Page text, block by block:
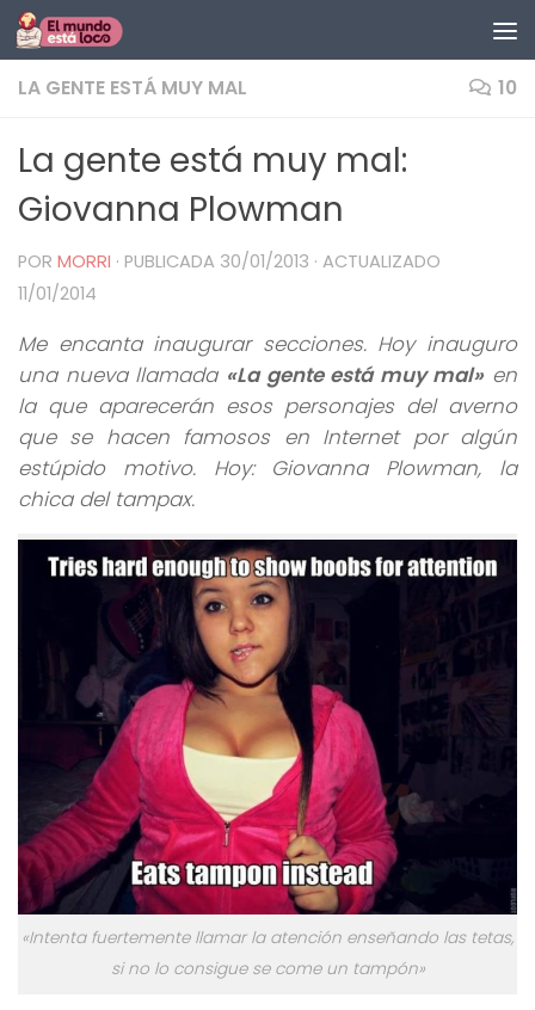
Saltar al contenido
LA GENTE ESTÁ MUY MAL 10
La gente está muy mal:
Giovanna Plowman
POR MORRI · PUBLICADA 30/01/2013 · ACTUALIZADO
11/01/2014
Me encanta inaugurar secciones. Hoy inauguro
una nueva llamada «La gente está muy mal» en
la que aparecerán esos personajes del averno
que se hacen famosos en Internet por algún
estúpido motivo. Hoy: Giovanna Plowman, la
chica del tampax.
«Intenta fuertemente llamar la atención enseñando las tetas,
si no lo consigue se come un tampón»